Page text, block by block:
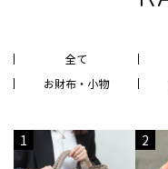
全て
お財布・小物
1 2